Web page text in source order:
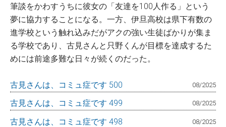
筆談をかわすうちに彼女の「友達を100人作る」という
夢に協力することになる。一方、伊旦高校は県下有数の
進学校という触れ込みだがアクの強い生徒ばかりが集ま
る学校であり、古見さんと只野くんが目標を達成するた
めには前途多難な日々が続くのだった。
古見さんは、コミュ症です 500 08/2025
古見さんは、コミュ症です 499 08/2025
古見さんは、コミュ症です 498 08/2025